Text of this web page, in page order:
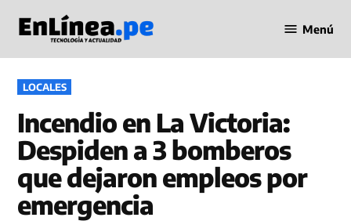
contenido
en Línea
Menú
PUBLICADO
EN
LOCALES
Incendio en La Victoria:
Despiden a 3 bomberos
que dejaron empleos por
emergencia